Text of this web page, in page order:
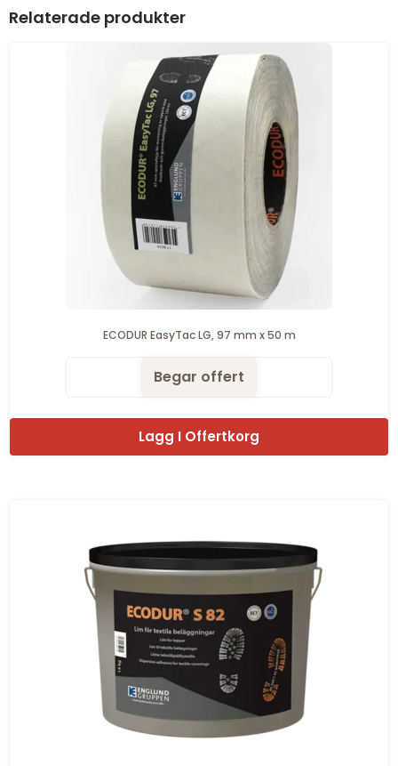
Relaterade produkter
ECODUR EasyTac LG, 97 mm x 50 m
Begar offert
Lagg I Offertkorg